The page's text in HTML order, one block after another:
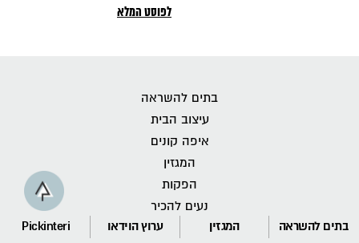
לפוסט המלא
בתים להשראה המגזין ערוץ הוידאו Pickinteri
בתים להשראה
עיצוב הבית
איפה קונים
המגזין
הפקות
נעים להכיר
סרטונים